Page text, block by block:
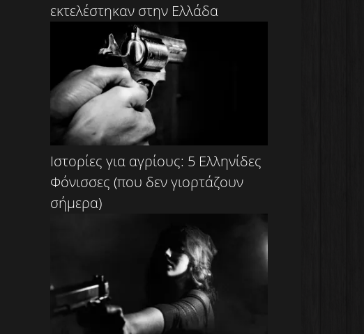
εκτελέστηκαν στην Ελλάδα
Ιστορίες για αγρίους: 5 Ελληνίδες
Φόνισσες (που δεν γιορτάζουν
σήμερα)